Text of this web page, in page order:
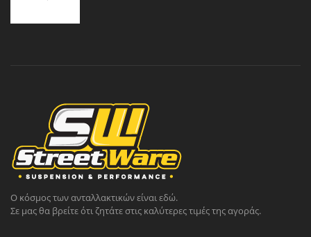
Ο κόσμος των ανταλλακτικών είναι εδώ.
Σε μας θα βρείτε ότι ζητάτε στις καλύτερες τιμές της αγοράς.